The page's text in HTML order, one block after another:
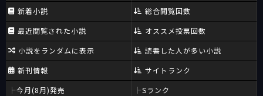
新着小説
最近閲覧された小説
小説をランダムに表示
新刊情報
今月(8月)発売
総合閲覧回数
オススメ投票回数
読書した人が多い小説
サイトランク
Sランク